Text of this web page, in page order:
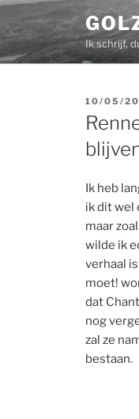
Skip
to
content
Ik schrijf,
POSTED
ON
10/05/
Ik heb
ik dit wel
maar
wilde ik
verhaal
moet!
dat
nog
zal ze
bestaan.